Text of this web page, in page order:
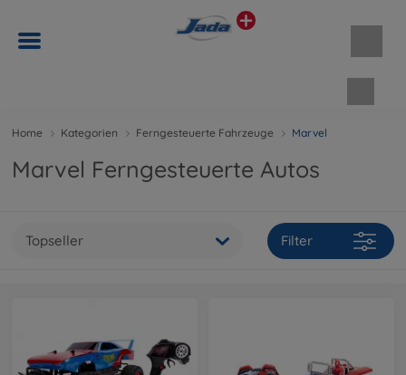
Home Kategorien Ferngesteuerte Fahrzeuge Marvel
Marvel Ferngesteuerte Autos
Topseller Filter